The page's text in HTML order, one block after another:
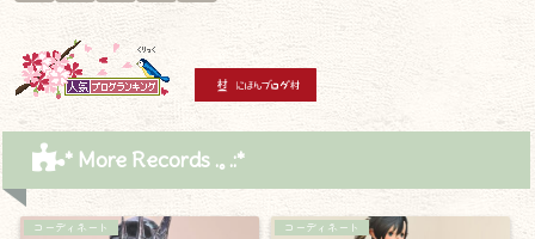
* More Records .｡.:*
コーディネート コーディネート